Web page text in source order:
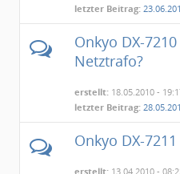
letzter Beitrag:
Onkyo DX-
Netztrafo?
erstellt: 18.05.2010 -
letzter Beitrag:
Onkyo DX-
erstellt: 13.04.2010 -